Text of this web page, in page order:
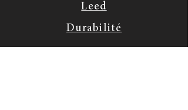
Leed
Durabilité